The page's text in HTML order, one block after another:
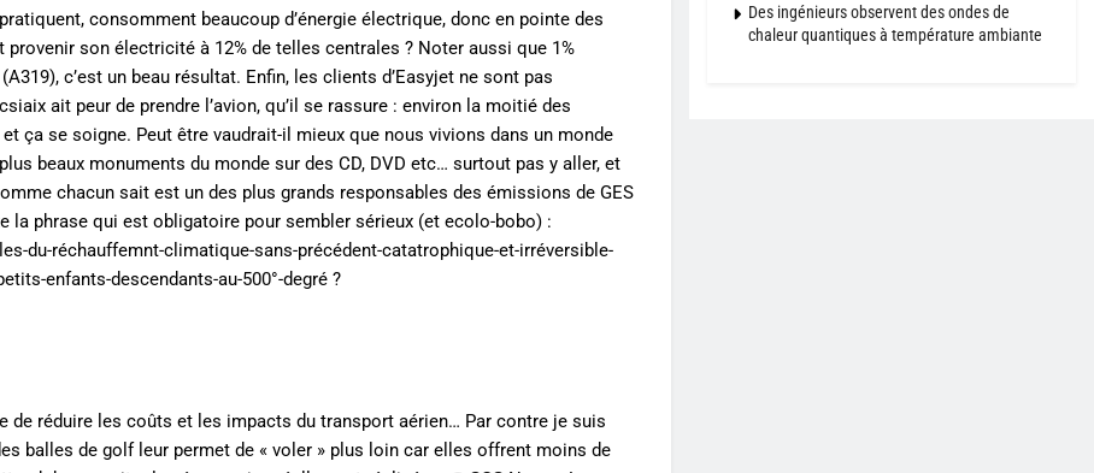
consomment beaucoup d’énergie électrique, donc en pointe des
son électricité à 12% de telles centrales ? Noter aussi que 1%
c’est un beau résultat. Enfin, les clients d’Easyjet ne sont pas
ait peur de prendre l’avion, qu’il se rassure : environ la moitié des
ça se soigne. Peut être vaudrait-il mieux que nous vivions dans un monde
beaux monuments du monde sur des CD, DVD etc… surtout pas y aller, et
chacun sait est un des plus grands responsables des émissions de GES
la phrase qui est obligatoire pour sembler sérieux (et ecolo-bobo) :
du-réchauffemnt-climatique-sans-précédent-catatrophique-et-irréversible-
enfants-descendants-au-500°-degré ?
de réduire les coûts et les impacts du transport aérien… Par contre je suis
balles de golf leur permet de « voler » plus loin car elles offrent moins de
Des ingénieurs observent des ondes de
chaleur quantiques à température ambiante